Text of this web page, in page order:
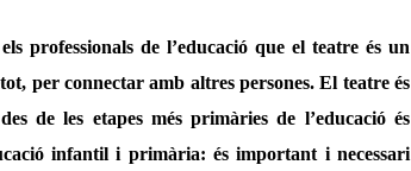
professionals de l’educació que el teatre és un
per connectar amb altres persones. El teatre és
de les etapes més primàries de l’educació és
infantil i primària: és important i necessari